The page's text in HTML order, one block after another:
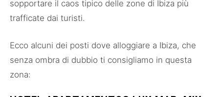
sopportare il caos tipico delle zone di Ibiza più
trafficate dai turisti.
Ecco alcuni dei posti dove alloggiare a Ibiza, che
senza ombra di dubbio ti consigliamo in questa
zona: